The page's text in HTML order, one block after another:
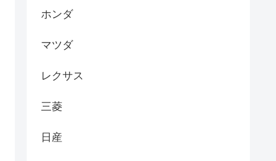
ホンダ
マツダ
レクサス
三菱
日産